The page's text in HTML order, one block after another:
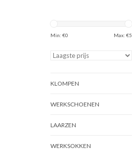
Min: €0 Max: €5
KLOMPEN
WERKSCHOENEN
LAARZEN
WERKSOKKEN